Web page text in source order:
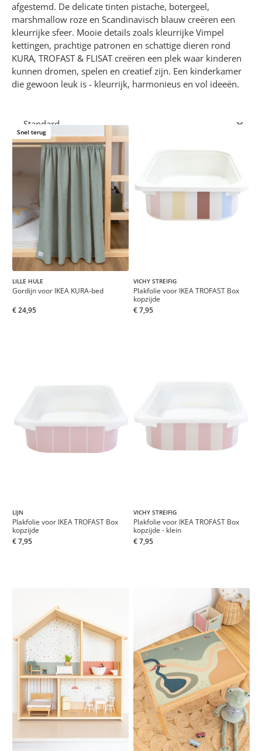
afgestemd. De delicate tinten pistache, botergeel,
marshmallow roze en Scandinavisch blauw creëren een
kleurrijke sfeer. Mooie details zoals kleurrijke Vimpel
kettingen, prachtige patronen en schattige dieren rond
KURA, TROFAST & FLISAT creëren een plek waar kinderen
kunnen dromen, spelen en creatief zijn. Een kinderkamer
die gewoon leuk is - kleurrijk, harmonieus en vol ideeën.
Snel terug
LILLE HULE
Gordijn voor IKEA KURA-bed
€ 24,95
VICHY STREIFIG
Plakfolie voor IKEA TROFAST Box
kopzijde
€ 7,95
LIJN
Plakfolie voor IKEA TROFAST Box
kopzijde
€ 7,95
VICHY STREIFIG
Plakfolie voor IKEA TROFAST Box
kopzijde - klein
€ 7,95